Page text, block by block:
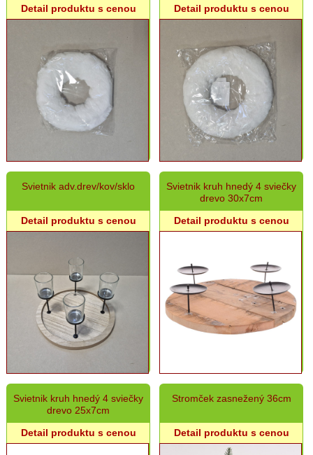
Detail produktu s cenou Detail produktu s cenou
Svietnik adv.drev/kov/sklo
Detail produktu s cenou
Svietnik kruh hnedý 4 sviečky
drevo 30x7cm
Detail produktu s cenou
Svietnik kruh hnedý 4 sviečky
drevo 25x7cm
Detail produktu s cenou
Stromček zasnežený 36cm
Detail produktu s cenou